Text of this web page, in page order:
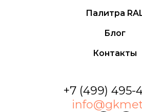
Палитра
Блог
Контакты
+7 (499) 495-